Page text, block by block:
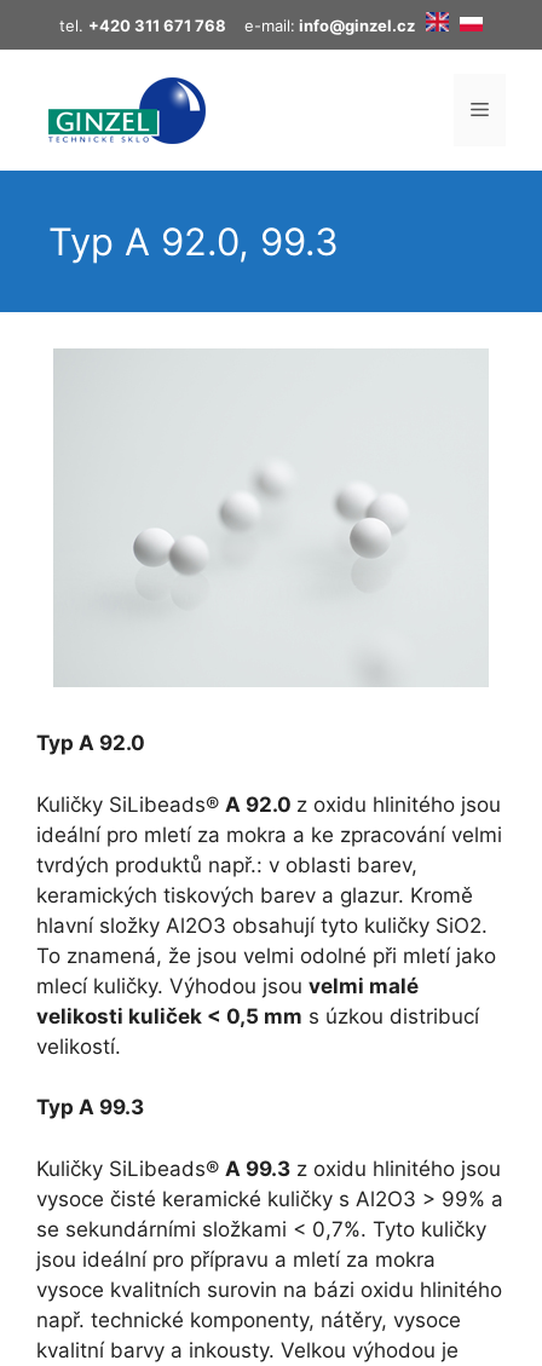
Přeskočit
na
tel. +420 311 671 768 e-mail: info@ginzel.cz
MENU
Typ A 92.0, 99.3
Typ A 92.0
Kuličky SiLibeads® A 92.0 z oxidu hlinitého jsou
ideální pro mletí za mokra a ke zpracování velmi
tvrdých produktů např.: v oblasti barev,
keramických tiskových barev a glazur. Kromě
hlavní složky Al2O3 obsahují tyto kuličky SiO2.
To znamená, že jsou velmi odolné při mletí jako
mlecí kuličky. Výhodou jsou velmi malé
velikosti kuliček < 0,5 mm s úzkou distribucí
velikostí.
Typ A 99.3
Kuličky SiLibeads® A 99.3 z oxidu hlinitého jsou
vysoce čisté keramické kuličky s Al2O3 > 99% a
se sekundárními složkami < 0,7%. Tyto kuličky
jsou ideální pro přípravu a mletí za mokra
vysoce kvalitních surovin na bázi oxidu hlinitého
např. technické komponenty, nátěry, vysoce
kvalitní barvy a inkousty. Velkou výhodou je